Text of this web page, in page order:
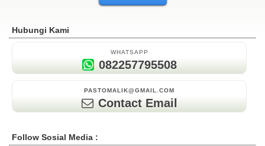
Hubungi Kami
WHATSAPP
082257795508
PASTOMALIK@GMAIL.COM
Contact Email
Follow Sosial Media :